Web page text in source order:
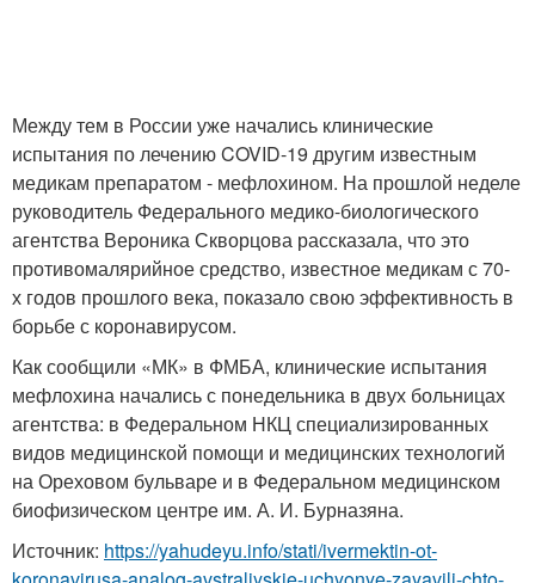
Между тем в России уже начались клинические
испытания по лечению COVID-19 другим известным
медикам препаратом - мефлохином. На прошлой неделе
руководитель Федерального медико-биологического
агентства Вероника Скворцова рассказала, что это
противомалярийное средство, известное медикам с 70-
х годов прошлого века, показало свою эффективность в
борьбе с коронавирусом.
Как сообщили «МК» в ФМБА, клинические испытания
мефлохина начались с понедельника в двух больницах
агентства: в Федеральном НКЦ специализированных
видов медицинской помощи и медицинских технологий
на Ореховом бульваре и в Федеральном медицинском
биофизическом центре им. А. И. Бурназяна.
Источник: https://yahudeyu.info/stati/ivermektin-ot-